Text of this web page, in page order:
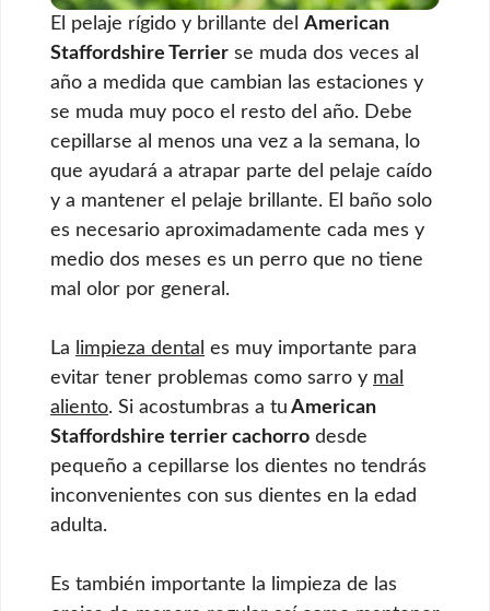
El pelaje rígido y brillante del American
Staffordshire Terrier se muda dos veces al
año a medida que cambian las estaciones y
se muda muy poco el resto del año. Debe
cepillarse al menos una vez a la semana, lo
que ayudará a atrapar parte del pelaje caído
y a mantener el pelaje brillante. El baño solo
es necesario aproximadamente cada mes y
medio dos meses es un perro que no tiene
mal olor por general.
La limpieza dental es muy importante para
evitar tener problemas como sarro y mal
aliento. Si acostumbras a tu American
Staffordshire terrier cachorro desde
pequeño a cepillarse los dientes no tendrás
inconvenientes con sus dientes en la edad
adulta.
Es también importante la limpieza de las